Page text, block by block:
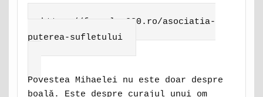
reprezentanții asociației.
https://formular230.ro/asociatia-
puterea-sufletului
Povestea Mihaelei nu este doar despre
boală. Este despre curajul unui om